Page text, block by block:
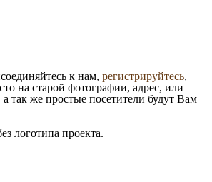
к нам, регистрируйтесь,
на старой фотографии, адрес, или
так же простые посетители будут Вам
логотипа проекта.